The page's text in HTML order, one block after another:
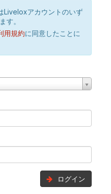
Liveloxアカウントのいず
す。
用規約に同意したことに
ログイン